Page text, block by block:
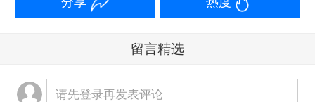
留言精选
请先登录再发表评论